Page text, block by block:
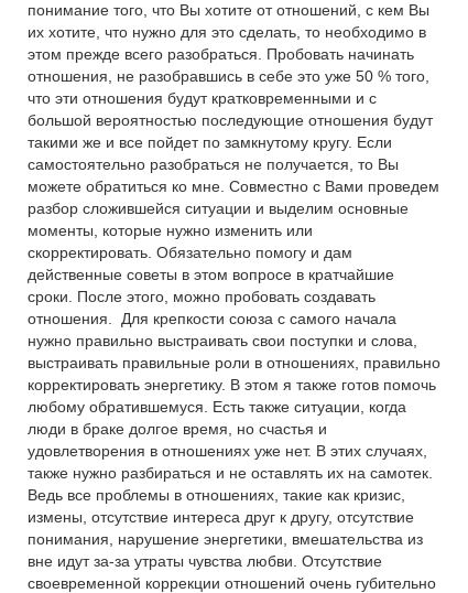
понимание того, что Вы хотите от отношений, с кем Вы
их хотите, что нужно для это сделать, то необходимо в
этом прежде всего разобраться. Пробовать начинать
отношения, не разобравшись в себе это уже 50 % того,
что эти отношения будут кратковременными и с
большой вероятностью последующие отношения будут
такими же и все пойдет по замкнутому кругу. Если
самостоятельно разобраться не получается, то Вы
можете обратиться ко мне. Совместно с Вами проведем
разбор сложившейся ситуации и выделим основные
моменты, которые нужно изменить или
скорректировать. Обязательно помогу и дам
действенные советы в этом вопросе в кратчайшие
сроки. После этого, можно пробовать создавать
отношения. Для крепкости союза с самого начала
нужно правильно выстраивать свои поступки и слова,
выстраивать правильные роли в отношениях, правильно
корректировать энергетику. В этом я также готов помочь
любому обратившемуся. Есть также ситуации, когда
люди в браке долгое время, но счастья и
удовлетворения в отношениях уже нет. В этих случаях,
также нужно разбираться и не оставлять их на самотек.
Ведь все проблемы в отношениях, такие как кризис,
измены, отсутствие интереса друг к другу, отсутствие
понимания, нарушение энергетики, вмешательства из
вне идут за-за утраты чувства любви. Отсутствие
своевременной коррекции отношений очень губительно